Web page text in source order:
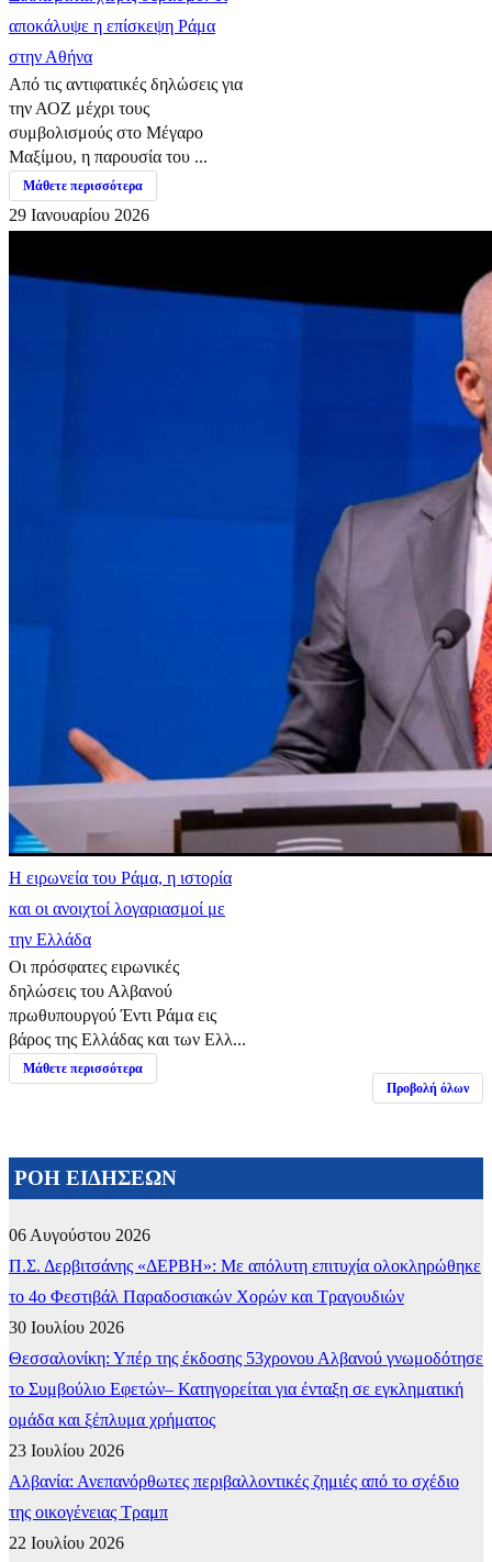
αποκάλυψε η επίσκεψη Ράμα
στην Αθήνα
Από τις αντιφατικές δηλώσεις για
την ΑΟΖ μέχρι τους
συμβολισμούς στο Μέγαρο
Μαξίμου, η παρουσία του ...
Μάθετε περισσότερα
29 Ιανουαρίου 2026
Η ειρωνεία του Ράμα, η ιστορία
και οι ανοιχτοί λογαριασμοί με
την Ελλάδα
Οι πρόσφατες ειρωνικές
δηλώσεις του Αλβανού
πρωθυπουργού Έντι Ράμα εις
βάρος της Ελλάδας και των Ελλ...
Μάθετε περισσότερα
Προβολή όλων
ΡΟΗ ΕΙΔΗΣΕΩΝ
06 Αυγούστου 2026
Π.Σ. Δερβιτσάνης «ΔΕΡΒΗ»: Με απόλυτη επιτυχία ολοκληρώθηκε
το 4ο Φεστιβάλ Παραδοσιακών Χορών και Τραγουδιών
30 Ιουλίου 2026
Θεσσαλονίκη: Υπέρ της έκδοσης 53χρονου Αλβανού γνωμοδότησε
το Συμβούλιο Εφετών– Κατηγορείται για ένταξη σε εγκληματική
ομάδα και ξέπλυμα χρήματος
23 Ιουλίου 2026
Αλβανία: Ανεπανόρθωτες περιβαλλοντικές ζημιές από το σχέδιο
της οικογένειας Τραμπ
22 Ιουλίου 2026